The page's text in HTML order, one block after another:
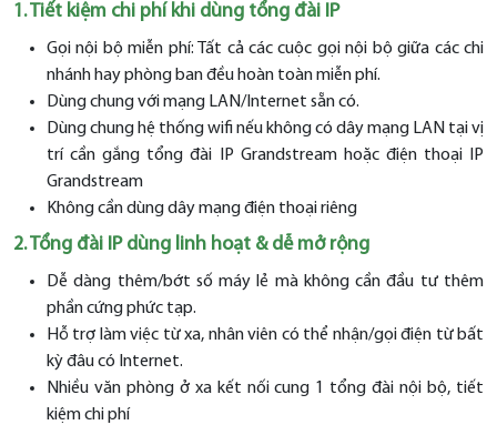
1. Tiết kiệm chi phí khi dùng tổng đài IP
Gọi nội bộ miễn phí: Tất cả các cuộc gọi nội bộ giữa các chi
nhánh hay phòng ban đều hoàn toàn miễn phí.
Dùng chung với mạng LAN/Internet sẵn có.
Dùng chung hệ thống wifi nếu không có dây mạng LAN tại vị
trí cần gắng tổng đài IP Grandstream hoặc điện thoại IP
Grandstream
Không cần dùng dây mạng điện thoại riêng
2. Tổng đài IP dùng linh hoạt & dễ mở rộng
Dễ dàng thêm/bớt số máy lẻ mà không cần đầu tư thêm
phần cứng phức tạp.
Hỗ trợ làm việc từ xa, nhân viên có thể nhận/gọi điện từ bất
kỳ đâu có Internet.
Nhiều văn phòng ở xa kết nối cung 1 tổng đài nội bộ, tiết
kiệm chi phí